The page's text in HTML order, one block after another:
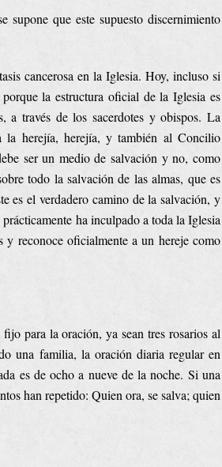
que este supuesto discernimiento
cancerosa en la Iglesia. Hoy, incluso si
la estructura oficial de la Iglesia es
a través de los sacerdotes y obispos. La
la herejía, herejía, y también al Concilio
ser un medio de salvación y no, como
todo la salvación de las almas, que es
es el verdadero camino de la salvación, y
ha inculpado a toda la Iglesia
y reconoce oficialmente a un hereje como
para la oración, ya sean tres rosarios al
una familia, la oración diaria regular en
es de ocho a nueve de la noche. Si una
han repetido: Quien ora, se salva; quien